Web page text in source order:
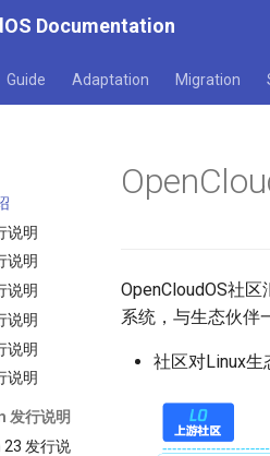
Documentation
Guide Adaptation Migration
说明
说明
说明
说明
说明
说明
发行说明
23 发行说
OpenCloudOS社
系统，与生态伙伴
社区对Linux生